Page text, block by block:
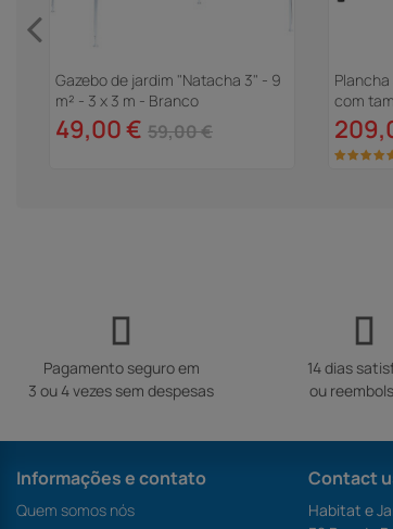
Gazebo de jardim "Natacha 3" - 9
m² - 3 x 3 m - Branco
49,00 € 59,00 €
com
Pagamento seguro em
3 ou 4 vezes sem despesas
14 dias
ou
Informações e contato
Quem somos nós
Contact
Habitat e